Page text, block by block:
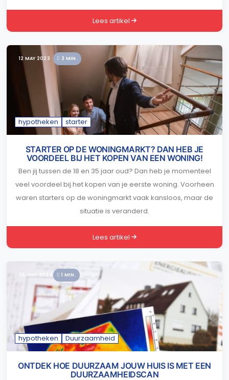
Lees artikel
12 MAY 2023 3 MIN.
hypotheken starter
STARTER OP DE WONINGMARKT? DAN HEB JE
VOORDEEL BIJ HET KOPEN VAN EEN WONING!
Ben jij tussen de 18 en 35 jaar oud? Dan heb je momenteel
veel voordeel bij het kopen van je eerste woning. Voorheen
waren starters op de woningmarkt vaak kansloos, maar de
situatie is veranderd.
Lees artikel
05 MAY 2023 1 MIN.
hypotheken Duurzaamheid
ONTDEK HOE DUURZAAM JOUW HUIS IS MET EEN
DUURZAAMHEIDSCAN